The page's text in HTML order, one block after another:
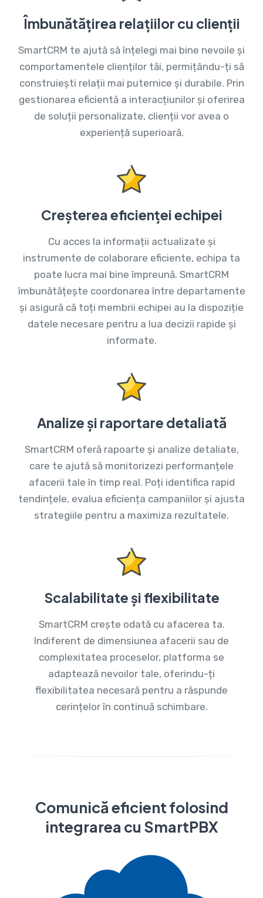
Îmbunătățirea relațiilor cu clienții
SmartCRM te ajută să înțelegi mai bine nevoile și
comportamentele clienților tăi, permițându-ți să
construiești relații mai puternice și durabile. Prin
gestionarea eficientă a interacțiunilor și oferirea
de soluții personalizate, clienții vor avea o
experiență superioară.
Creșterea eficienței echipei
Cu acces la informații actualizate și
instrumente de colaborare eficiente, echipa ta
poate lucra mai bine împreună. SmartCRM
îmbunătățește coordonarea între departamente
și asigură că toți membrii echipei au la dispoziție
datele necesare pentru a lua decizii rapide și
informate.
Analize și raportare detaliată
SmartCRM oferă rapoarte și analize detaliate,
care te ajută să monitorizezi performanțele
afacerii tale în timp real. Poți identifica rapid
tendințele, evalua eficiența campaniilor și ajusta
strategiile pentru a maximiza rezultatele.
Scalabilitate și flexibilitate
SmartCRM crește odată cu afacerea ta.
Indiferent de dimensiunea afacerii sau de
complexitatea proceselor, platforma se
adaptează nevoilor tale, oferindu-ți
flexibilitatea necesară pentru a răspunde
cerințelor în continuă schimbare.
Comunică eficient folosind
integrarea cu SmartPBX